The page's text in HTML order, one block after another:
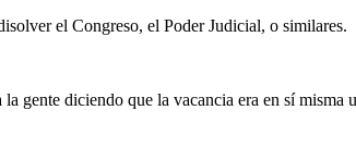
el Congreso, el Poder Judicial, o similares.
gente diciendo que la vacancia era en sí misma